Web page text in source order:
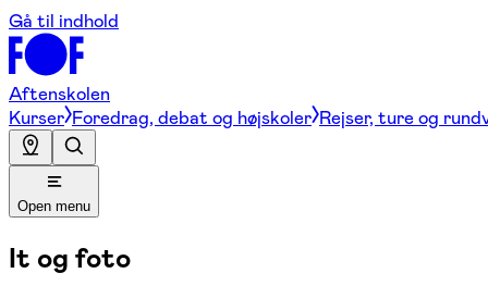
Gå til indhold
Aftenskolen
Kurser Foredrag, debat og højskoler Rejser, ture og
Open menu
It og foto